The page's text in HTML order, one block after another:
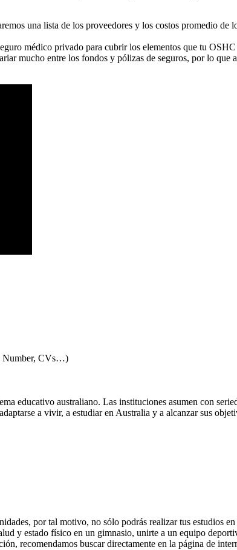
una lista de los proveedores y los costos promedio de
médico privado para cubrir los elementos que tu
mucho entre los fondos y pólizas de seguros, por lo que
Number, CVs…)
educativo australiano. Las instituciones asumen con
a vivir, a estudiar en Australia y a alcanzar sus
por tal motivo, no sólo podrás realizar tus estudios
y estado físico en un gimnasio, unirte a un equipo
recomendamos buscar directamente en la página de